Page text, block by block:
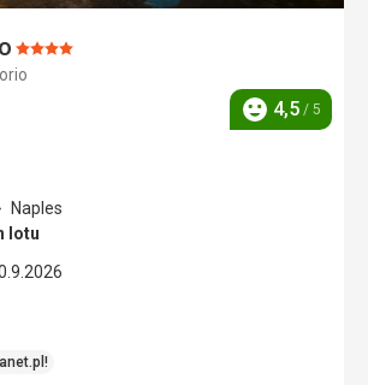
Ocena:
4/5
Ocena
4,5 / 5
Naples
lotu